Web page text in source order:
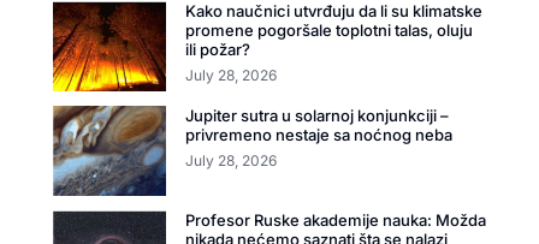
Kako naučnici utvrđuju da li su klimatske
promene pogoršale toplotni talas, oluju
ili požar?
July 28, 2026
Jupiter sutra u solarnoj konjunkciji –
privremeno nestaje sa noćnog neba
July 28, 2026
Profesor Ruske akademije nauka: Možda
nikada nećemo saznati šta se nalazi